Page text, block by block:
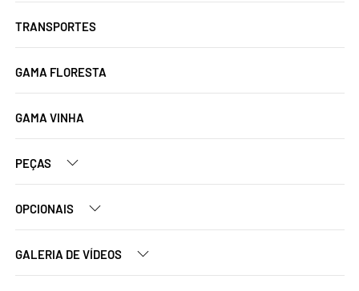
TRANSPORTES
GAMA FLORESTA
GAMA VINHA
PEÇAS
OPCIONAIS
GALERIA DE VÍDEOS